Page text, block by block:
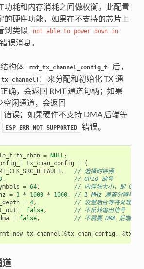
功耗和内存消耗之间做权衡。此配置
的硬件功能，如果在不支持的芯片上
到类似
not able to power down in
误消息。
构体 rmt_tx_channel_config_t
后，
来分配和初始化 TX 通
确，会返回 RMT 通道句柄；如果
空闲通道，会返回
错误；如果硬件不支持 DMA 后端等
ESP_ERR_NOT_SUPPORTED 错误。
tx_chan = NULL;
tx_chan_config = {
,
// 选择时钟源
,
// GPIO 编号
= 64,
// 内存块大小，即 64
= 1 * 1000 * 1000,
// 1 MHz 滴答分辨率
= 4,
// 设置后台等待处理的事
= false,
// 不反转输出信号
= false,
// 不需要 DMA 后端
rmt_new_tx_channel (&tx_chan_config , &
道